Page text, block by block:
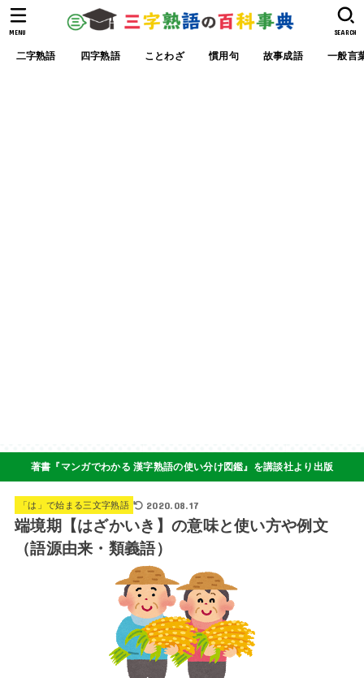
二字熟語 四字熟語 ことわざ 慣用句 故事成語 一般言
SEARCH
MENU
著書『マンガでわかる 漢字熟語の使い分け図鑑』を講談社より出版
「は」で始まる三文字熟語 2020.08.17
端境期【はざかいき】の意味と使い方や例文
（語源由来・類義語）